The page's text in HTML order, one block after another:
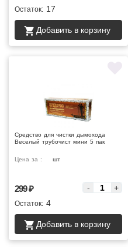
Остаток: 17
Добавить в корзину
Средство для чистки дымохода
Веселый трубочист мини 5 пак
Цена за : шт
299₽ - +
Остаток: 4
Добавить в корзину